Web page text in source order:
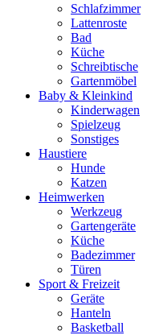
Schlafzimmer
Lattenroste
Bad
Küche
Schreibtische
Gartenmöbel
Baby & Kleinkind
Kinderwagen
Spielzeug
Sonstiges
Haustiere
Hunde
Katzen
Heimwerken
Werkzeug
Gartengeräte
Küche
Badezimmer
Türen
Sport & Freizeit
Geräte
Hanteln
Basketball